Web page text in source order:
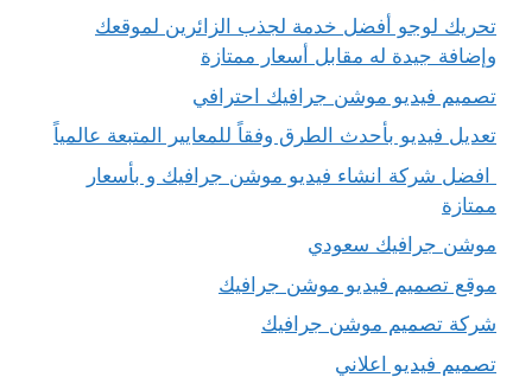
تحريك لوجو أفضل خدمة لجذب الزائرين لموقعك
وإضافة جيدة له مقابل أسعار ممتازة
تصميم فيديو موشن جرافيك احترافي
تعديل فيديو بأحدث الطرق وفقاً للمعايير المتبعة عالمياً
افضل شركة انشاء فيديو موشن جرافيك و بأسعار
ممتازة
موشن جرافيك سعودي
موقع تصميم فيديو موشن جرافيك
شركة تصميم موشن جرافيك
تصميم فيديو اعلاني